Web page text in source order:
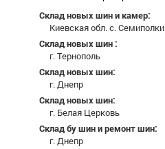
Склад новых шин и камер:
Киевская обл. с. Семиполки
Склад новых шин :
г. Тернополь
Склад новых шин:
г. Днепр
Склад новых шин:
г. Белая Церковь
Склад бу шин и ремонт шин:
г. Днепр